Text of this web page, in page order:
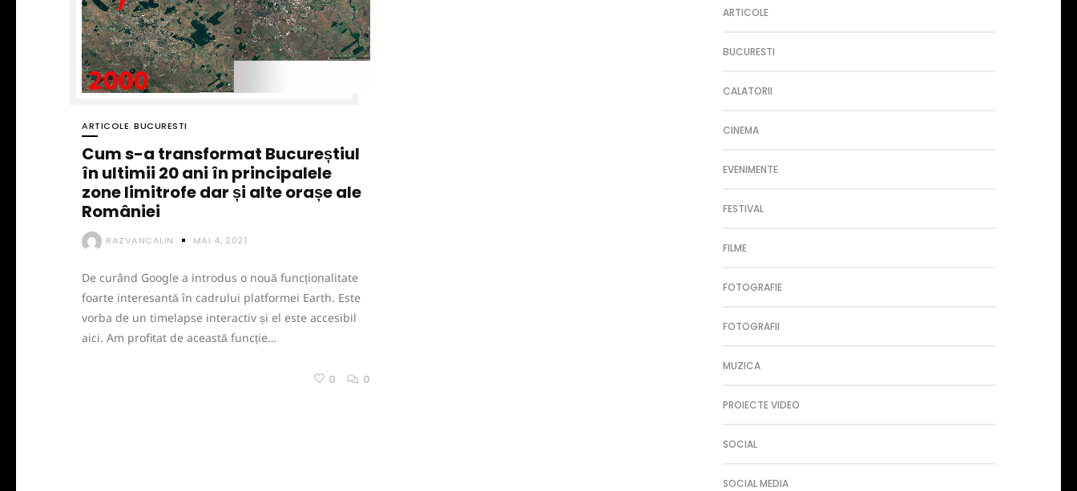
ARTICOLE, BUCURESTI
Cum s-a transformat Bucureștiul
în ultimii 20 ani în principalele
zone limitrofe dar și alte orașe ale
României
RAZVANCALIN MAI 4, 2021
De curând Google a introdus o nouă funcționalitate
foarte interesantă în cadrului platformei Earth. Este
vorba de un timelapse interactiv și el este accesibil
aici. Am profitat de această funcție…
0 0
ARTICOLE
BUCURESTI
CALATORII
CINEMA
EVENIMENTE
FESTIVAL
FILME
FOTOGRAFIE
FOTOGRAFII
MUZICA
PROIECTE VIDEO
SOCIAL
SOCIAL MEDIA